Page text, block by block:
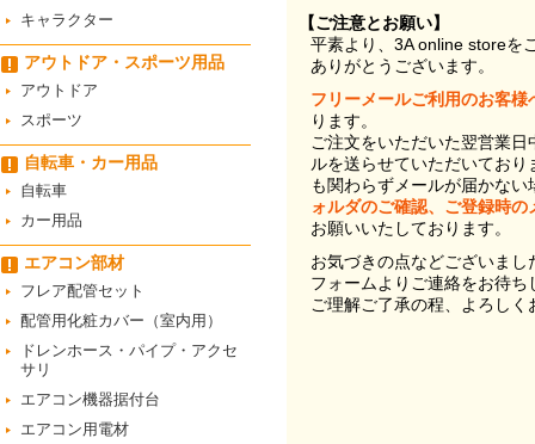
キャラクター
アウトドア・スポーツ用品
アウトドア
スポーツ
自転車・カー用品
自転車
カー用品
エアコン部材
フレア配管セット
配管用化粧カバー（室内用）
ドレンホース・パイプ・アクセ
サリ
エアコン機器据付台
エアコン用電材
【ご注意とお願い】
平素より、3A online storeを
ありがとうございます。
フリーメールご利用のお客様
ります。
ご注文をいただいた翌営業
ルを送らせていただいてお
も関わらずメールが届かない
ォルダのご確認、ご登録時
お願いいたしております。
お気づきの点などございま
フォームよりご連絡をお待ち
ご理解ご了承の程、よろし